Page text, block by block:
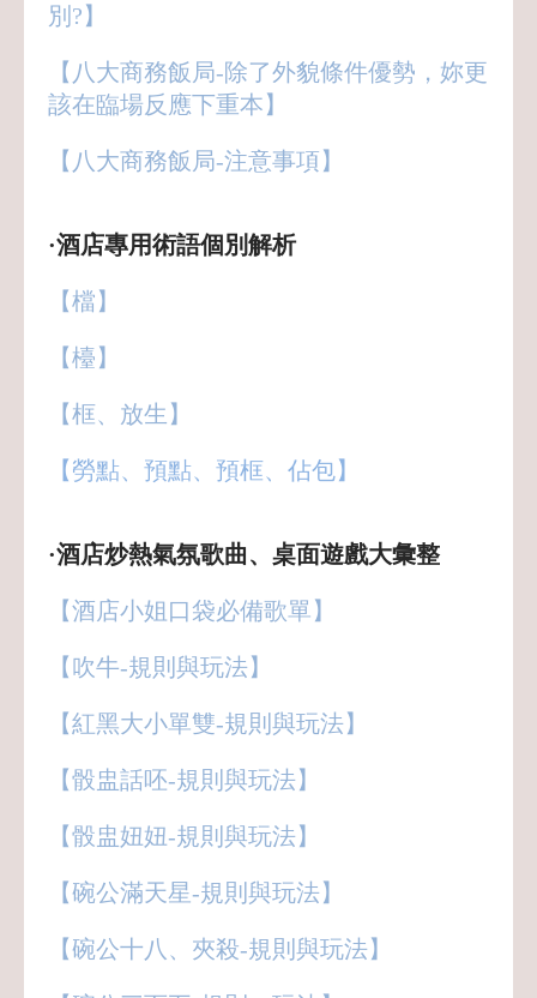
別?】
【八大商務飯局-除了外貌條件優勢，妳更
該在臨場反應下重本】
【八大商務飯局-注意事項】
·酒店專用術語個別解析
【檔】
【檯】
【框、放生】
【勞點、預點、預框、佔包】
·酒店炒熱氣氛歌曲、桌面遊戲大彙整
【酒店小姐口袋必備歌單】
【吹牛-規則與玩法】
【紅黑大小單雙-規則與玩法】
【骰盅話呸-規則與玩法】
【骰盅妞妞-規則與玩法】
【碗公滿天星-規則與玩法】
【碗公十八、夾殺-規則與玩法】